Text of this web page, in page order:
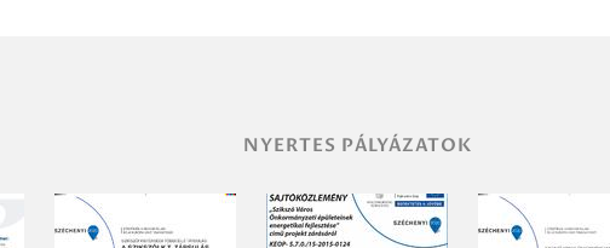
NYERTES PÁLYÁZATOK